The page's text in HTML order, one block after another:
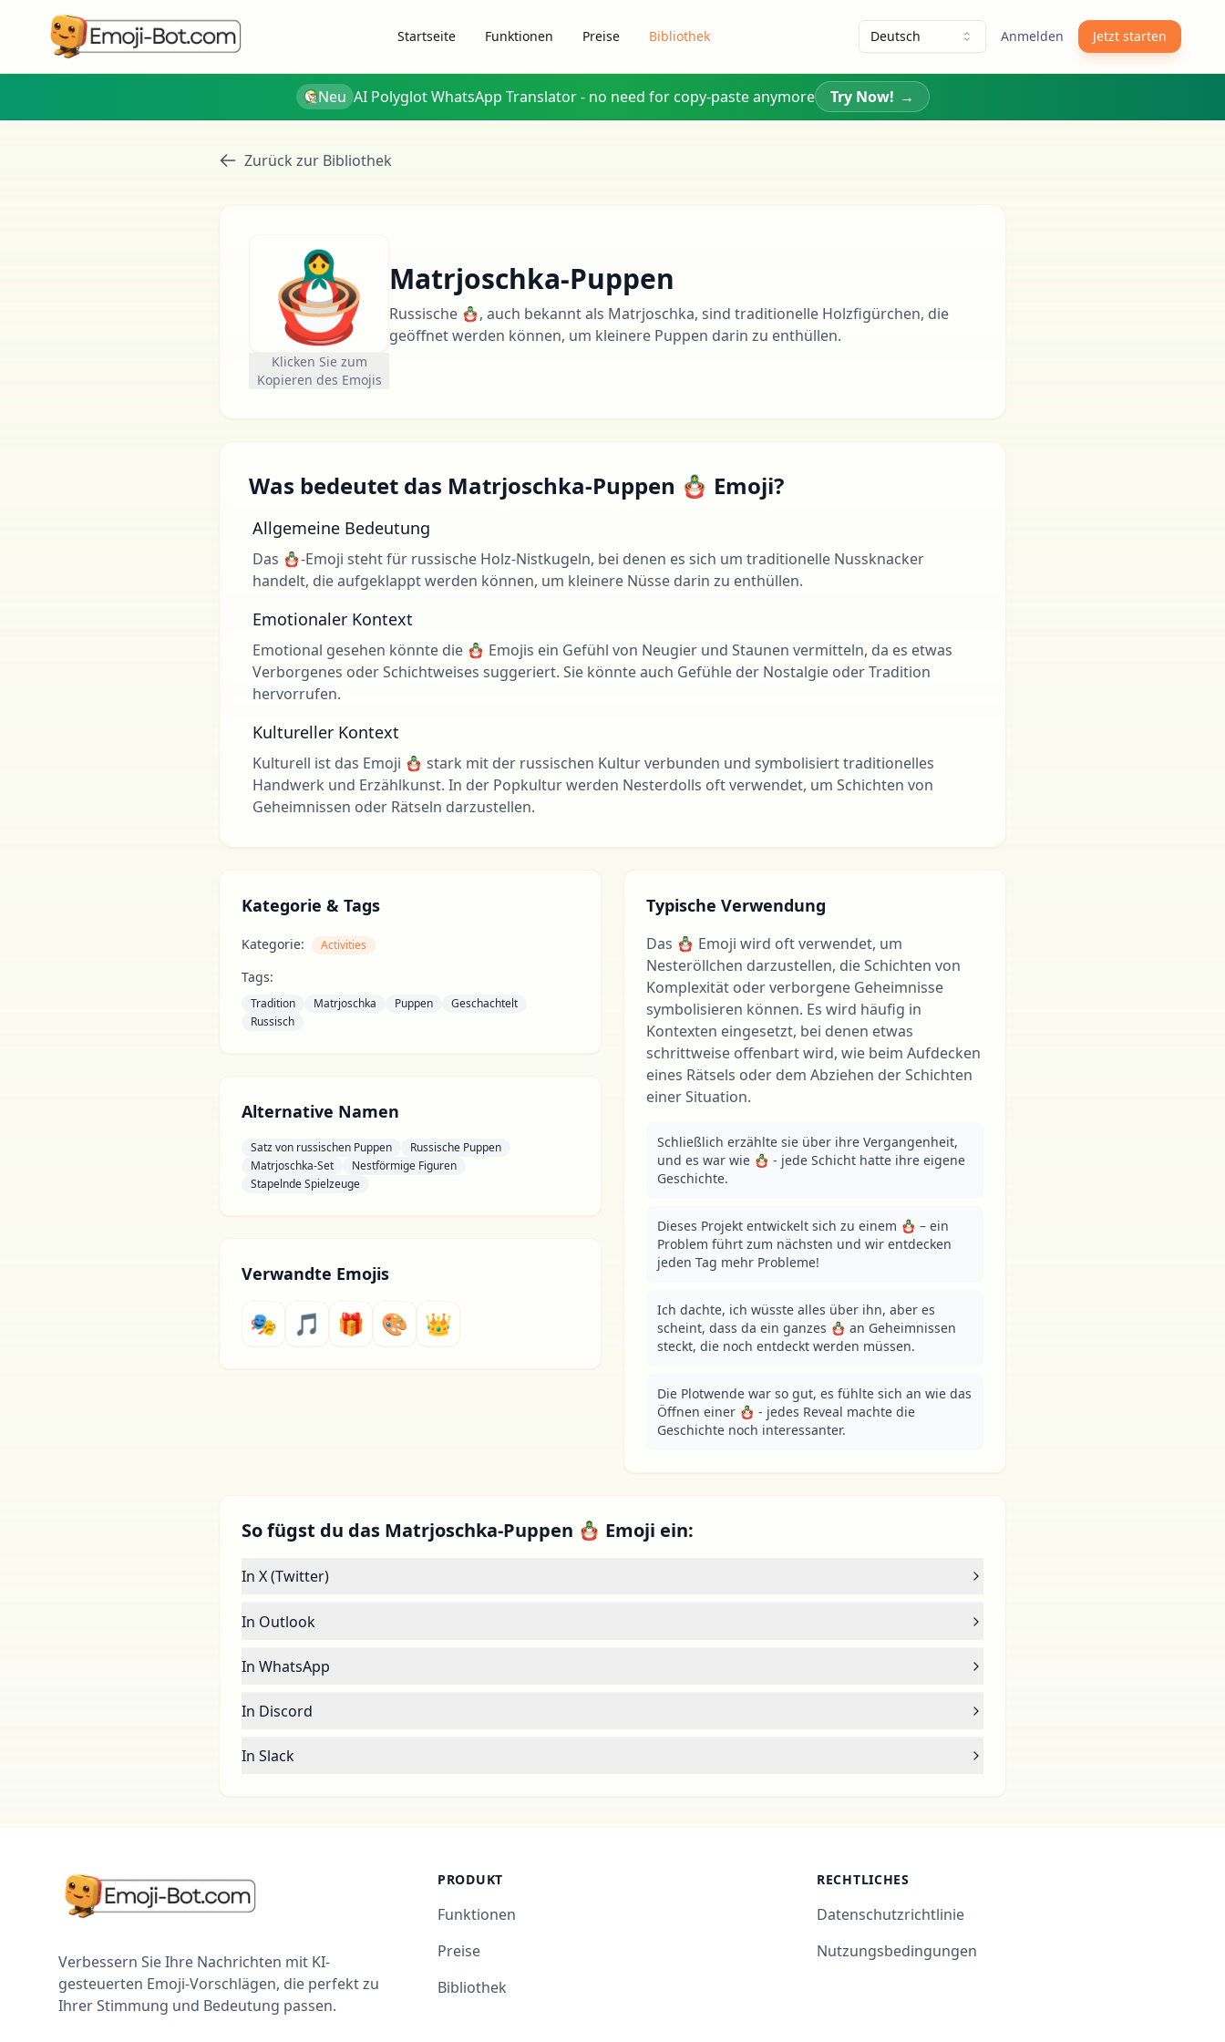
Startseite Funktionen Preise Bibliothek Deutsch Anmelden Jetzt starten
Neu AI Polyglot WhatsApp Translator - no need for copy-paste anymore Try Now! →
Zurück zur Bibliothek
🪆
Klicken Sie zum
Kopieren des Emojis
Matrjoschka-Puppen
Russische 🪆, auch bekannt als Matrjoschka, sind traditionelle Holzfigürchen, die
geöffnet werden können, um kleinere Puppen darin zu enthüllen.
Was bedeutet das Matrjoschka-Puppen 🪆 Emoji?
Allgemeine Bedeutung
Das 🪆-Emoji steht für russische Holz-Nistkugeln, bei denen es sich um traditionelle Nussknacker
handelt, die aufgeklappt werden können, um kleinere Nüsse darin zu enthüllen.
Emotionaler Kontext
Emotional gesehen könnte die 🪆 Emojis ein Gefühl von Neugier und Staunen vermitteln, da es etwas
Verborgenes oder Schichtweises suggeriert. Sie könnte auch Gefühle der Nostalgie oder Tradition
hervorrufen.
Kultureller Kontext
Kulturell ist das Emoji 🪆 stark mit der russischen Kultur verbunden und symbolisiert traditionelles
Handwerk und Erzählkunst. In der Popkultur werden Nesterdolls oft verwendet, um Schichten von
Geheimnissen oder Rätseln darzustellen.
Kategorie & Tags
Kategorie: Activities
Tags:
Tradition Matrjoschka Puppen
Geschachtelt
Russisch
Alternative Namen
Satz von russischen Puppen
Russische Puppen
Matrjoschka-Set
Nestförmige Figuren
Stapelnde Spielzeuge
Verwandte Emojis
🎭 🎵 🎁 🎨 👑
Typische Verwendung
Das 🪆 Emoji wird oft verwendet, um
Nesteröllchen darzustellen, die Schichten von
Komplexität oder verborgene Geheimnisse
symbolisieren können. Es wird häufig in
Kontexten eingesetzt, bei denen etwas
schrittweise offenbart wird, wie beim Aufdecken
eines Rätsels oder dem Abziehen der Schichten
einer Situation.
Schließlich erzählte sie über ihre Vergangenheit,
und es war wie 🪆 - jede Schicht hatte ihre eigene
Geschichte.
Dieses Projekt entwickelt sich zu einem 🪆 – ein
Problem führt zum nächsten und wir entdecken
jeden Tag mehr Probleme!
Ich dachte, ich wüsste alles über ihn, aber es
scheint, dass da ein ganzes 🪆 an Geheimnissen
steckt, die noch entdeckt werden müssen.
Die Plotwende war so gut, es fühlte sich an wie das
Öffnen einer 🪆 - jedes Reveal machte die
Geschichte noch interessanter.
So fügst du das Matrjoschka-Puppen 🪆 Emoji ein:
In X (Twitter)
In Outlook
In WhatsApp
In Discord
In Slack
Verbessern Sie Ihre Nachrichten mit KI-
gesteuerten Emoji-Vorschlägen, die perfekt zu
Ihrer Stimmung und Bedeutung passen.
PRODUKT
Funktionen
Preise
Bibliothek
RECHTLICHES
Datenschutzrichtlinie
Nutzungsbedingungen